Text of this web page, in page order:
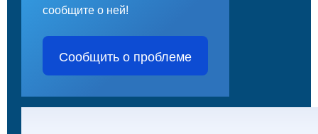
сообщите о ней!
Сообщить о проблеме